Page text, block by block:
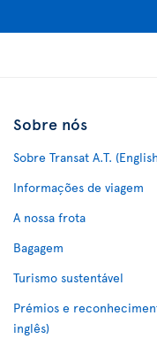
Sobre nós
Sobre Transat A.T.
Informações de viagem
A nossa frota
Bagagem
Turismo sustentável
Prémios e
inglês)